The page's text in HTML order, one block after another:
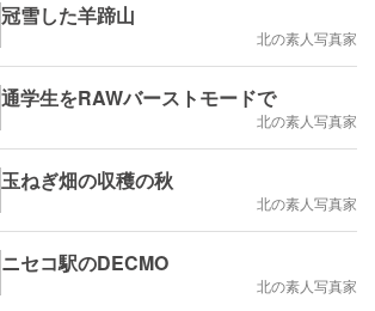
冠雪した羊蹄山
北の素人写真家
通学生をRAWバーストモードで
北の素人写真家
玉ねぎ畑の収穫の秋
北の素人写真家
ニセコ駅のDECMO
北の素人写真家